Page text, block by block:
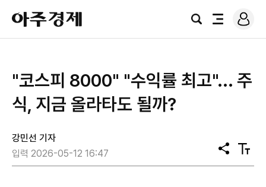
아
주
경
검
전
로
그
"코스피 8000" "수익률 최고"... 주
식, 지금 올라타도 될까?
강민선 기자
입력 2026-05-12 16:47
공
유
텍
스